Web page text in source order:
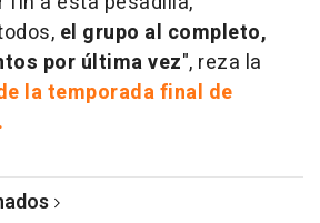
el grupo al completo,
por última vez", reza la
la temporada final de